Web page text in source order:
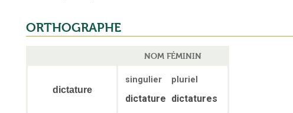
ORTHOGRAPHE
NOM FÉMININ
dictature
singulier pluriel
dictature dictatures